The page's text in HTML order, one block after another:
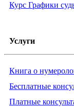
Курс Графики
Услуги
Книга о
Бесплатные
Платные